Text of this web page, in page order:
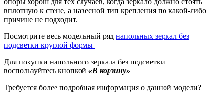
вплотную к стене, а навесной тип крепления по какой-либо
причине не подходит.
Посмотрите весь модельный ряд напольных зеркал без
подсветки круглой формы
Для покупки напольного зеркала без подсветки
воспользуйтесь кнопкой «В корзину»
Требуется более подробная информация о данной модели?